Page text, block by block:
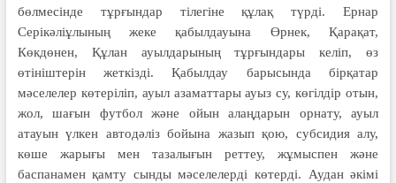
бөлмесінде тұрғындар тілегіне құлақ түрді. Ернар
Серікәліұлының жеке қабылдауына Өрнек, Қарақат,
Көкдөнен, Құлан ауылдарының тұрғындары келіп, өз
өтініштерін жеткізді. Қабылдау барысында бірқатар
мәселелер көтеріліп, ауыл азаматтары ауыз су, көгілдір отын,
жол, шағын футбол және ойын алаңдарын орнату, ауыл
атауын үлкен автодәліз бойына жазып қою, субсидия алу,
көше жарығы мен тазалығын реттеу, жұмыспен және
баспанамен қамту сынды мәселелерді көтерді. Аудан әкімі